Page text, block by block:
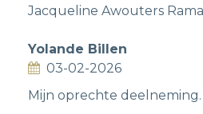
Jacqueline Awouters
Yolande Billen
03-02-2026
Mijn oprechte deelneming.